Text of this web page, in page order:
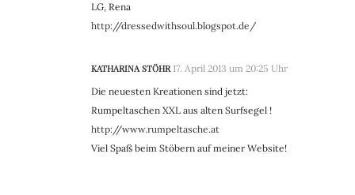
LG, Rena
http://dressedwithsoul.blogspot.de/
KATHARINA STÖHR 17. April 2013 um 20:25 Uhr
Die neuesten Kreationen sind jetzt:
Rumpeltaschen XXL aus alten Surfsegel !
http://www.rumpeltasche.at
Viel Spaß beim Stöbern auf meiner Website!